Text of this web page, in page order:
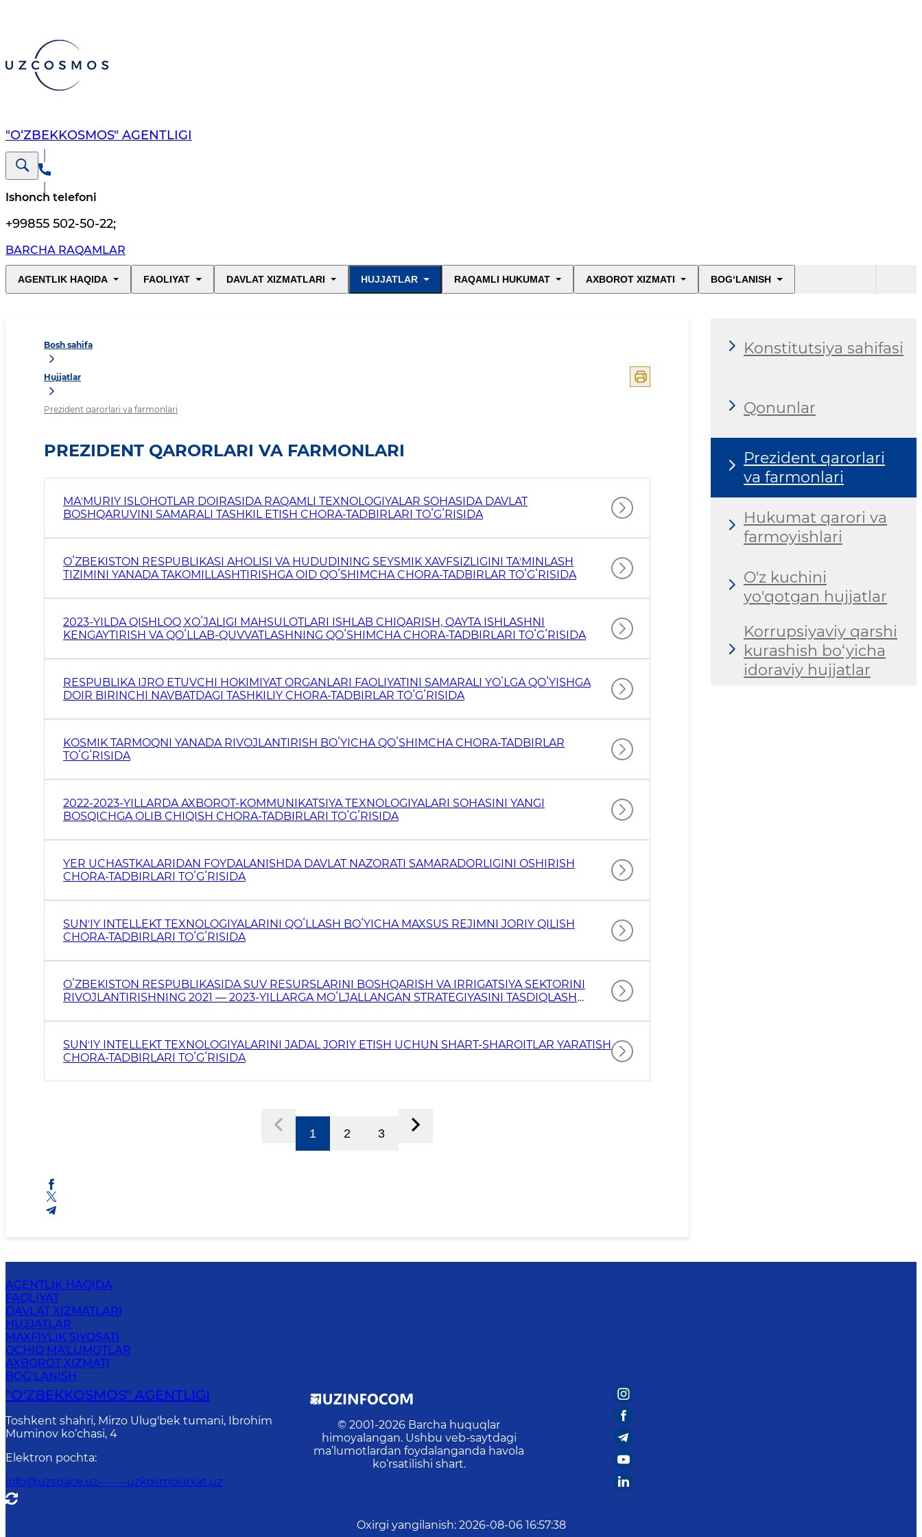
"O‘ZBEKKOSMOS" AGENTLIGI
Ishonch telefoni
+99855 502-50-22;
BARCHA RAQAMLAR
AGENTLIK HAQIDA FAOLIYAT DAVLAT XIZMATLARI HUJJATLAR RAQAMLI HUKUMAT AXBOROT XIZMATI BOG‘LANISH
Bosh sahifa
Hujjatlar
Prezident qarorlari va farmonlari
PREZIDENT QARORLARI VA FARMONLARI
MAʼMURIY ISLOHOTLAR DOIRASIDA RAQAMLI TEXNOLOGIYALAR SOHASIDA DAVLAT
BOSHQARUVINI SAMARALI TASHKIL ETISH CHORA-TADBIRLARI TOʻGʻRISIDA
OʻZBEKISTON RESPUBLIKASI AHOLISI VA HUDUDINING SEYSMIK XAVFSIZLIGINI TAʼMINLASH
TIZIMINI YANADA TAKOMILLASHTIRISHGA OID QOʻSHIMCHA CHORA-TADBIRLAR TOʻGʻRISIDA
2023-YILDA QISHLOQ XOʻJALIGI MAHSULOTLARI ISHLAB CHIQARISH, QAYTA ISHLASHNI
KENGAYTIRISH VA QOʻLLAB-QUVVATLASHNING QOʻSHIMCHA CHORA-TADBIRLARI TOʻGʻRISIDA
RESPUBLIKA IJRO ETUVCHI HOKIMIYAT ORGANLARI FAOLIYATINI SAMARALI YOʻLGA QOʻYISHGA
DOIR BIRINCHI NAVBATDAGI TASHKILIY CHORA-TADBIRLAR TOʻGʻRISIDA
KOSMIK TARMOQNI YANADA RIVOJLANTIRISH BOʻYICHA QOʻSHIMCHA CHORA-TADBIRLAR
TOʻGʻRISIDA
2022-2023-YILLARDA AXBOROT-KOMMUNIKATSIYA TEXNOLOGIYALARI SOHASINI YANGI
BOSQICHGA OLIB CHIQISH CHORA-TADBIRLARI TOʻGʻRISIDA
YER UCHASTKALARIDAN FOYDALANISHDA DAVLAT NAZORATI SAMARADORLIGINI OSHIRISH
CHORA-TADBIRLARI TOʻGʻRISIDA
SUNʼIY INTELLEKT TEXNOLOGIYALARINI QOʻLLASH BOʻYICHA MAXSUS REJIMNI JORIY QILISH
CHORA-TADBIRLARI TOʻGʻRISIDA
OʻZBEKISTON RESPUBLIKASIDA SUV RESURSLARINI BOSHQARISH VA IRRIGATSIYA SEKTORINI
RIVOJLANTIRISHNING 2021 — 2023-YILLARGA MOʻLJALLANGAN STRATEGIYASINI TASDIQLASH
SUNʼIY INTELLEKT TEXNOLOGIYALARINI JADAL JORIY ETISH UCHUN SHART-SHAROITLAR YARATISH
CHORA-TADBIRLARI TOʻGʻRISIDA
1 2 3
Konstitutsiya sahifasi
Qonunlar
Prezident qarorlari
va farmonlari
Hukumat qarori va
farmoyishlari
O'z kuchini
yo'qotgan hujjatlar
Korrupsiyaviy qarshi
kurashish bo‘yicha
idoraviy hujjatlar
AGENTLIK HAQIDA
FAOLIYAT
DAVLAT XIZMATLARI
HUJJATLAR
MAXFIYLIK SIYOSATI
OCHIQ MA'LUMOTLAR
AXBOROT XIZMATI
BOG‘LANISH
"O‘ZBEKKOSMOS" AGENTLIGI
Toshkent shahri, Mirzo Ulug'bek tumani, Ibrohim
Muminov ko‘chasi, 4
Elektron pochta:
info@uzspace.uz-------uzkosmosexat.uz
© 2001-2026 Barcha huquqlar
himoyalangan. Ushbu veb-saytdagi
ma’lumotlardan foydalanganda havola
ko‘rsatilishi shart.
Oxirgi yangilanish: 2026-08-06 16:57:38